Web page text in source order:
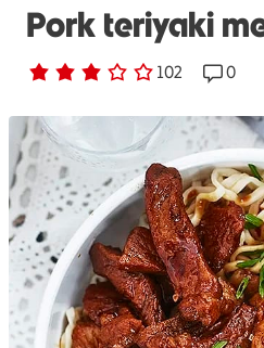
Pork teriyaki
Betyg 3 av 5. 102
102 personer har röstat 0